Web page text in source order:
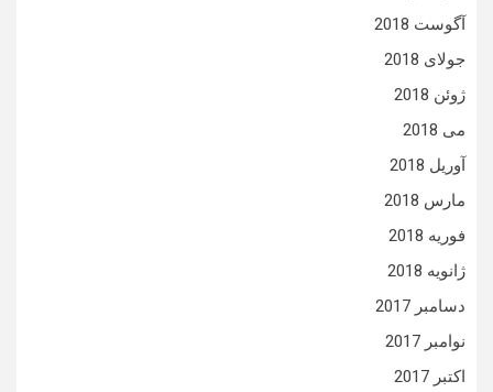
آگوست 2018
جولای 2018
ژوئن 2018
می 2018
آوریل 2018
مارس 2018
فوریه 2018
ژانویه 2018
دسامبر 2017
نوامبر 2017
اکتبر 2017